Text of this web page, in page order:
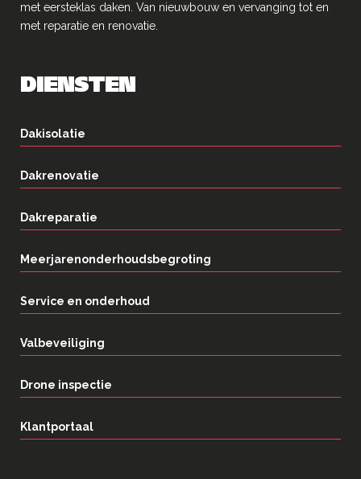
met eersteklas daken. Van nieuwbouw en vervanging tot en
met reparatie en renovatie.
DIENSTEN
Dakisolatie
Dakrenovatie
Dakreparatie
Meerjarenonderhoudsbegroting
Service en onderhoud
Valbeveiliging
Drone inspectie
Klantportaal